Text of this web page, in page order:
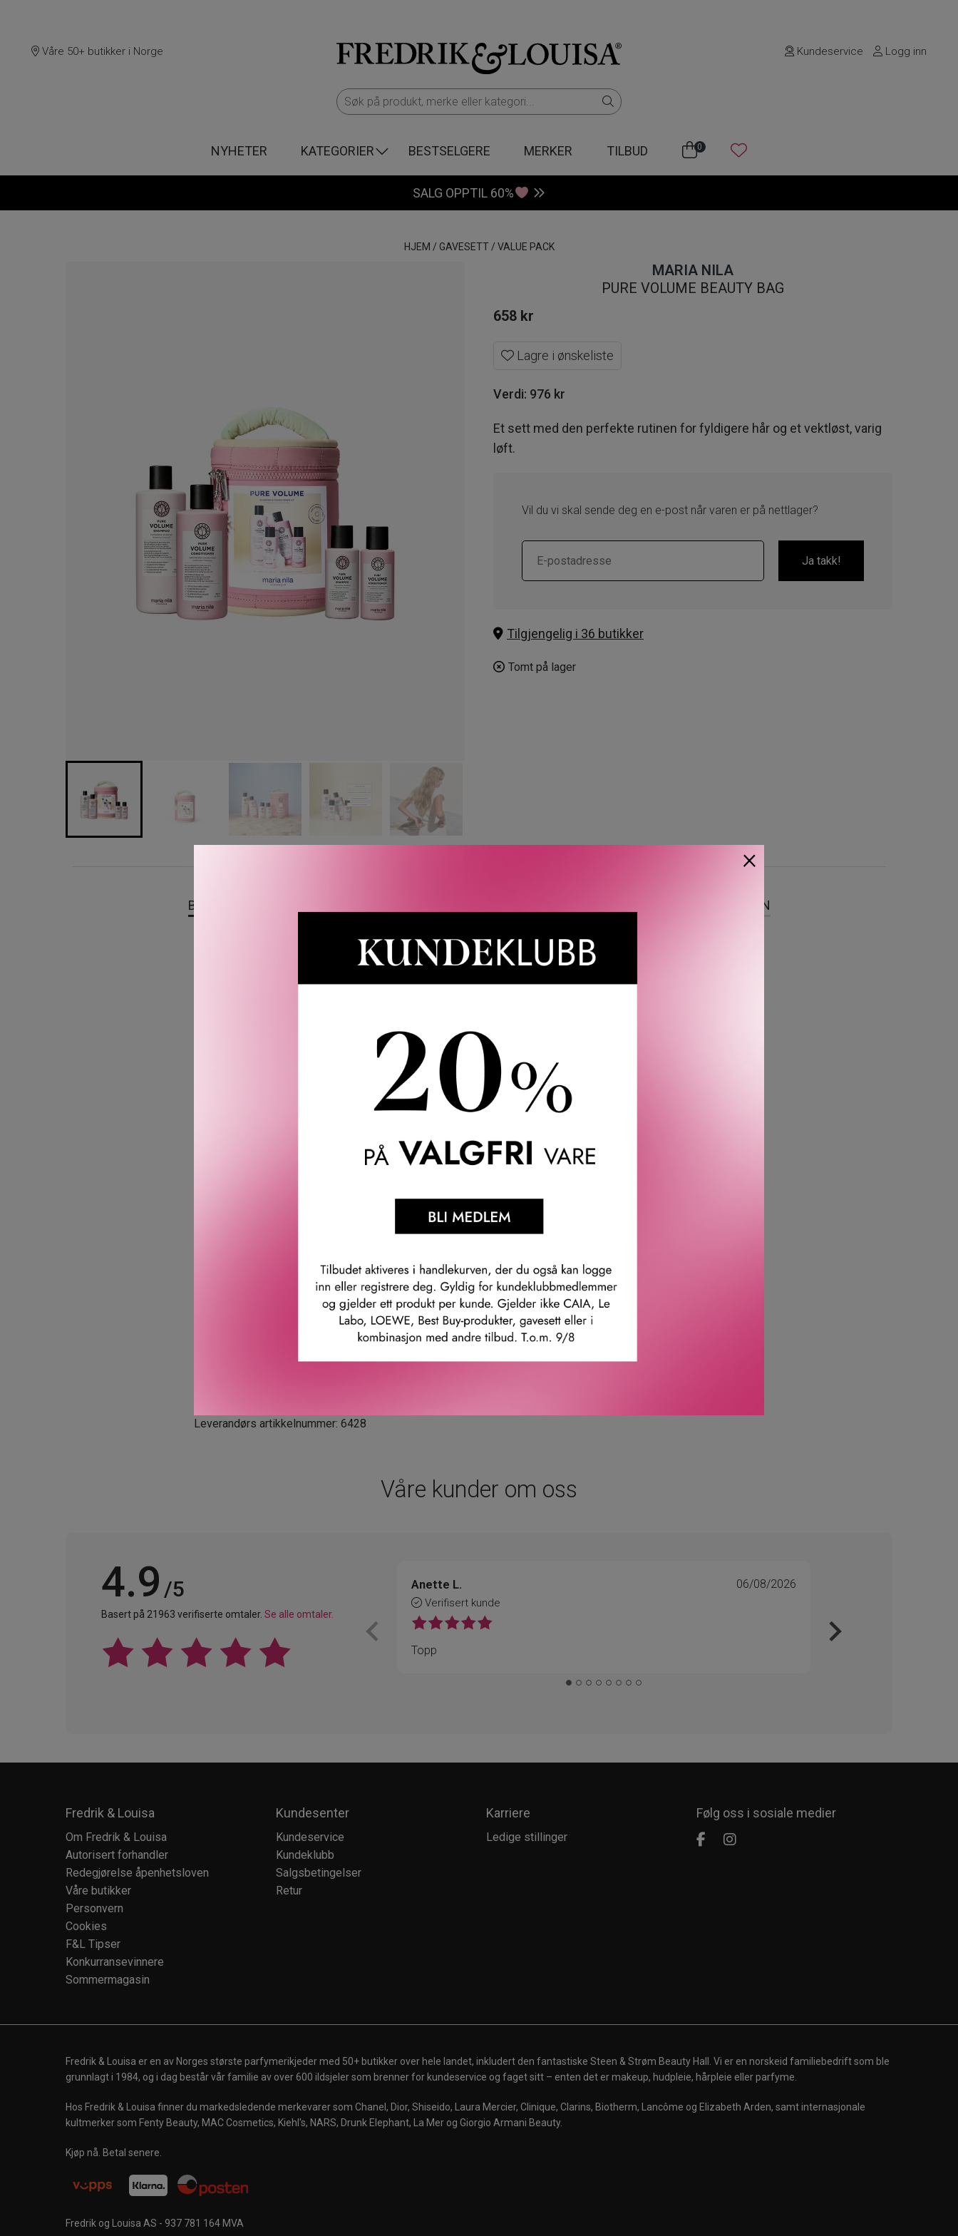
Våre 50+ butikker i Norge Kundeservice Logg inn
NYHETER KATEGORIER BESTSELGERE MERKER TILBUD 0
SALG OPPTIL 60%
HJEM / GAVESETT/ VALUE PACK
MARIA NILA
PURE VOLUME BEAUTY BAG
658 kr
Lagre i ønskeliste
Verdi: 976 kr
Et sett med den perfekte rutinen for fyldigere hår og et vektløst, varig
løft.
Vil du vi skal sende deg en e-post når varen er på nettlager?
Tilgjengelig i 36 butikker
Tomt på lager
BESKRIVELSE OM MERKEVAREN
Maria Nila Pure Volume Beauty Bag inneholder shampoo og balsam. Vesken er laget av RPET-stoff med en hylse
Pure Volume Conditioner 300ml + 100ml
Pure Volume Shampoo: En volumgivende shampoo som gir fylde og fylde til fint hår, samtidig som den styrker
hårstrukturen. Provitamin B gir volum og vitalitet med et langvarig resultat. Fargebeskyttende formel beskytter og
vedlikeholder fargen i fargebehandlet hår.
B gir volum og vitalitet med et langvarig resultat. Fargebeskyttende formel beskytter og vedlikeholder fargen i
Leverandørs artikkelnummer: 6428
Våre kunder om oss
4.9 /5
Basert på 21963 verifiserte omtaler. Se alle omtaler.
Anette L.
Verifisert kunde
06/08/2026
Topp
Fredrik & Louisa
Om Fredrik & Louisa
Autorisert forhandler
Redegjørelse åpenhetsloven
Våre butikker
Personvern
Cookies
F&L Tipser
Konkurransevinnere
Sommermagasin
Kundesenter
Kundeservice
Kundeklubb
Salgsbetingelser
Retur
Karriere
Ledige stillinger
Følg oss i sosiale medier
Fredrik & Louisa er en av Norges største parfymerikjeder med 50+ butikker over hele landet, inkludert den fantastiske Steen & Strøm Beauty Hall. Vi er en norskeid familiebedrift som ble
grunnlagt i 1984, og i dag består vår familie av over 600 ildsjeler som brenner for kundeservice og faget sitt – enten det er makeup, hudpleie, hårpleie eller parfyme.
Hos Fredrik & Louisa finner du markedsledende merkevarer som Chanel, Dior, Shiseido, Laura Mercier, Clinique, Clarins, Biotherm, Lancôme og Elizabeth Arden, samt internasjonale
kultmerker som Fenty Beauty, MAC Cosmetics, Kiehl's, NARS, Drunk Elephant, La Mer og Giorgio Armani Beauty.
Kjøp nå. Betal senere.
Fredrik og Louisa AS - 937 781 164 MVA
×